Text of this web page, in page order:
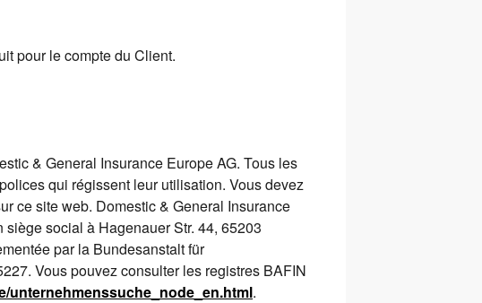
pour le compte du Client.
& General Insurance Europe AG. Tous les
qui régissent leur utilisation. Vous devez
ce site web. Domestic & General Insurance
social à Hagenauer Str. 44, 65203
par la Bundesanstalt für
Vous pouvez consulter les registres BAFIN
unternehmenssuche_node_en.html.